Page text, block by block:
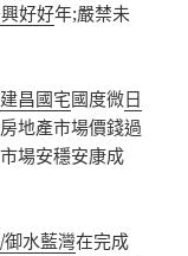
好好年;嚴禁未
建昌國宅國度微日
地產市場價錢過
場安穩安康成
御水藍灣在完成